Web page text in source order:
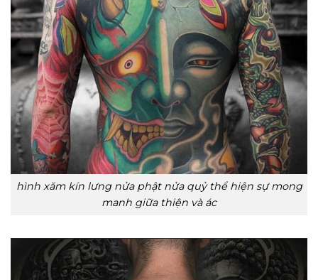
hình xăm kín lưng nửa phật nửa quỷ thể hiện sự mong
manh giữa thiện và ác